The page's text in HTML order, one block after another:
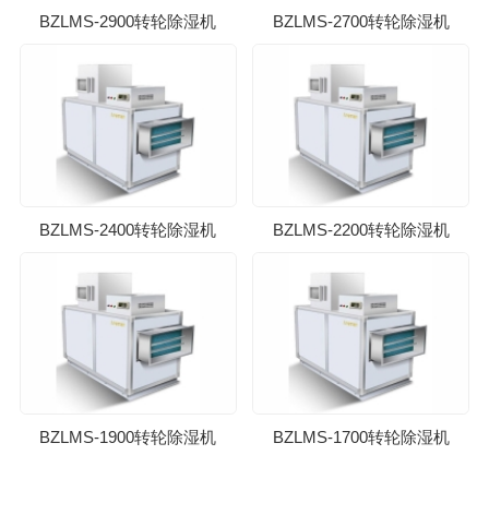
BZLMS-2900转轮除湿机 BZLMS-2700转轮除湿机
BZLMS-2400转轮除湿机 BZLMS-2200转轮除湿机
BZLMS-1900转轮除湿机 BZLMS-1700转轮除湿机